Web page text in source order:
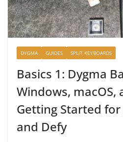
DYGMA GUIDES SPLIT KEYBOARDS
Basics 1: Dygma
Windows, macOS,
Getting Started for
and Defy